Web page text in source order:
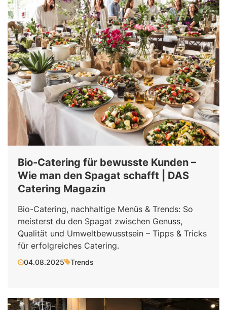
Bio-Catering für bewusste Kunden –
Wie man den Spagat schafft | DAS
Catering Magazin
Bio-Catering, nachhaltige Menüs & Trends: So
meisterst du den Spagat zwischen Genuss,
Qualität und Umweltbewusstsein – Tipps & Tricks
für erfolgreiches Catering.
04.08.2025 Trends